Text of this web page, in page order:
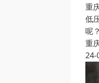
重
低
呢
重
24-